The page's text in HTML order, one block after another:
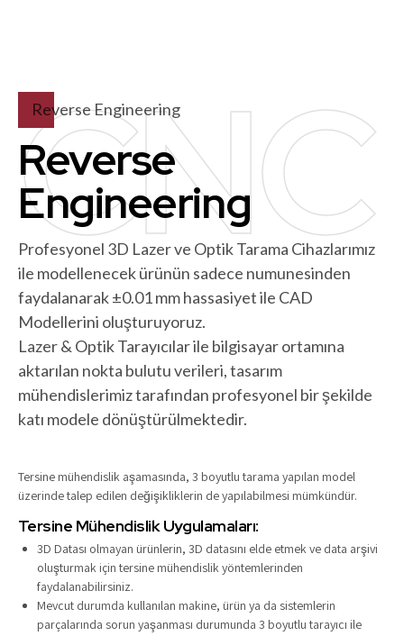
Reverse Engineering
Reverse
Engineering
CNC
Profesyonel 3D Lazer ve Optik Tarama Cihazlarımız
ile modellenecek ürünün sadece numunesinden
faydalanarak ±0.01 mm hassasiyet ile CAD
Modellerini oluşturuyoruz.
Lazer & Optik Tarayıcılar ile bilgisayar ortamına
aktarılan nokta bulutu verileri, tasarım
mühendislerimiz tarafından profesyonel bir şekilde
katı modele dönüştürülmektedir.
Tersine mühendislik aşamasında, 3 boyutlu tarama yapılan model
üzerinde talep edilen değişikliklerin de yapılabilmesi mümkündür.
Tersine Mühendislik Uygulamaları:
3D Datası olmayan ürünlerin, 3D datasını elde etmek ve data arşivi
oluşturmak için tersine mühendislik yöntemlerinden
faydalanabilirsiniz.
Mevcut durumda kullanılan makine, ürün ya da sistemlerin
parçalarında sorun yaşanması durumunda 3 boyutlu tarayıcı ile